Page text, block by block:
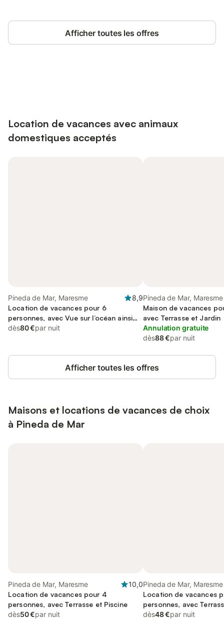
Afficher toutes les offres
Location de vacances avec animaux
domestiques acceptés
Pineda de Mar, Maresme
8,9
Location de vacances pour 6
personnes, avec Vue sur l’océan ainsi
que Terrasse et Jardin
dès80 €par nuit
Pineda de Mar, Maresme
Maison de vacances
avec Terrasse et Jardin
Annulation gratuite
dès88 €par nuit
Afficher toutes les offres
Maisons et locations de vacances de choix
à Pineda de Mar
Pineda de Mar, Maresme
10,0
Location de vacances pour 4
personnes, avec Terrasse et Piscine
dès50 €par nuit
Pineda de Mar, Maresme
Location de vacances
personnes, avec
dès48 €par nuit